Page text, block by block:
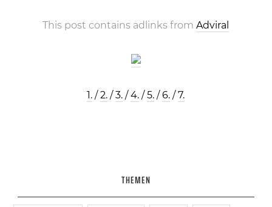
This post contains adlinks fromAdviral
1. /2. /3. /4. /5. /6. /7.
THEMEN